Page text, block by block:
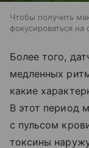
Чтобы получить
фокусироваться
Более того,
медленных
какие
В этот период
с пульсом
токсины